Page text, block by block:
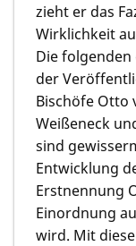
zieht er das
Wirklichkeit
Die
der
Bischöfe Otto
Weißeneck
sind
Entwicklung
Erstnennung
Einordnung
wird. Mit